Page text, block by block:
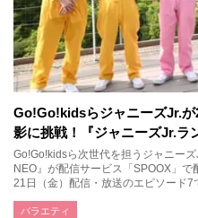
Go!Go!kidsらジャニーズJr.
影に挑戦！『ジャニーズJr.ラ
Go!Go!kidsら次世代を担うジャニー
NEO』が配信サービス「SPOOX」
21日（金）配信・放送のエピソード
バラエティ